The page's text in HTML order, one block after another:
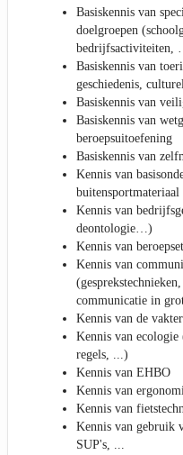
Basiskennis van
doelgroepen
bedrijfsactiviteiten,
Basiskennis van
geschiedenis,
Basiskennis van
Basiskennis van
beroepsuitoefening
Basiskennis van
Kennis van
buitensportmateriaal
Kennis van
deontologie…)
Kennis van
Kennis van
communicatie in
Kennis van de
Kennis van ecologie
regels, ...)
Kennis van EHBO
Kennis van
Kennis van
Kennis van gebruik
SUP's, ...